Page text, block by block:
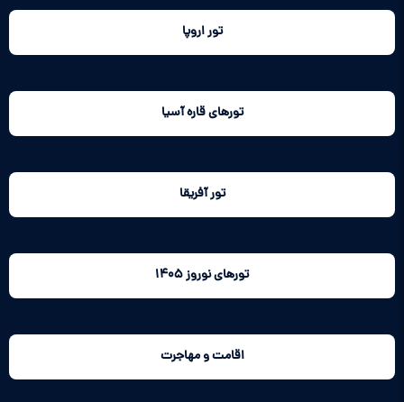
تور اروپا
تورهای قاره آسیا
تور آفریقا
تورهای نوروز 1405
اقامت و مهاجرت